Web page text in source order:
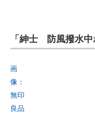
「紳士 防風撥水
画
像：
無印
良品